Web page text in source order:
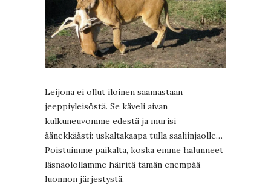
Leijona ei ollut iloinen saamastaan
jeeppiyleisöstä. Se käveli aivan
kulkuneuvomme edestä ja murisi
äänekkäästi: uskaltakaapa tulla saaliinjaolle…
Poistuimme paikalta, koska emme halunneet
läsnäolollamme häiritä tämän enempää
luonnon järjestystä.